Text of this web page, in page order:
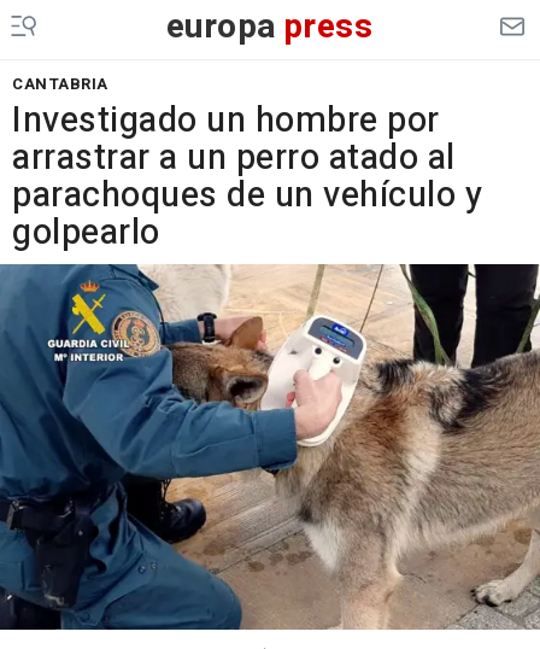
europa press
CANTABRIA
Investigado un hombre por
arrastrar a un perro atado al
parachoques de un vehículo y
golpearlo